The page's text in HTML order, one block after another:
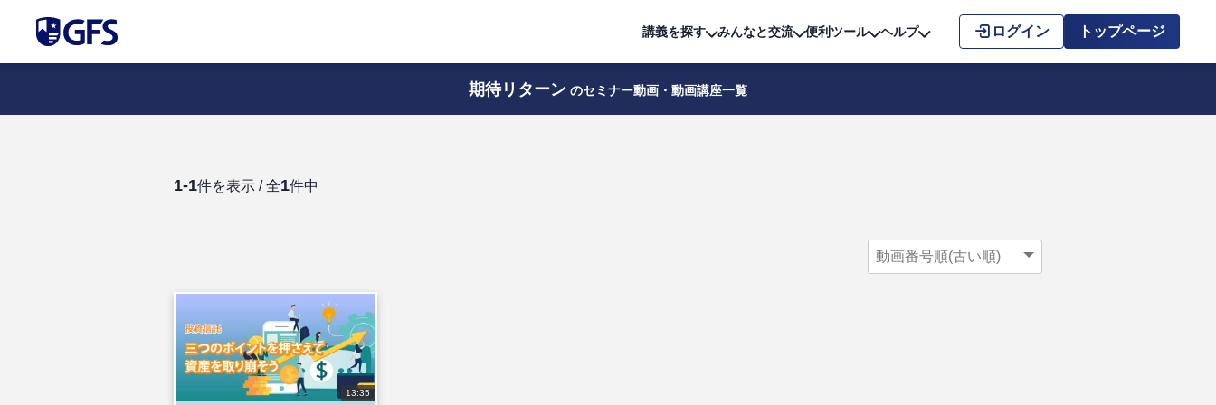
講義を探す みんなと交流 便利ツール ヘルプ ログイン トップページ
期待リターン のセミナー動画・動画講座一覧
1-1件を表示 / 全1件中
13:35